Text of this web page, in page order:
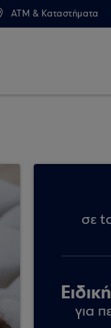
ATM & Καταστήματα
σε
για